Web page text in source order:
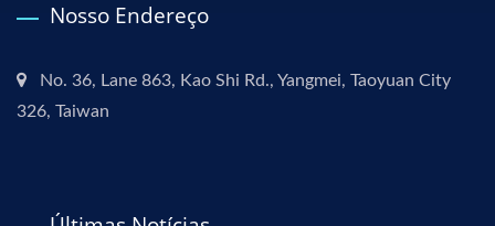
Nosso Endereço
No. 36, Lane 863, Kao Shi Rd., Yangmei, Taoyuan City
326, Taiwan